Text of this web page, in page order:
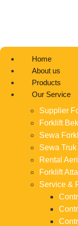
Home
About us
Products
Our Service
Supplier
Forklift
Sewa
Sewa
Rental
Forklift
Service &